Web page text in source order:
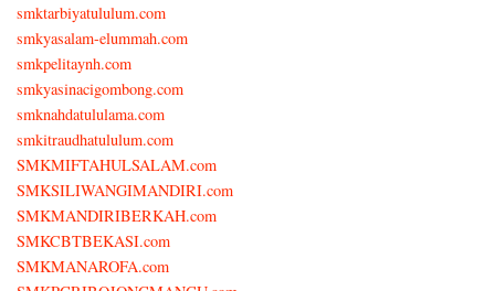
smktarbiyatululum.com
smkyasalam-elummah.com
smkpelitaynh.com
smkyasinacigombong.com
smknahdatululama.com
smkitraudhatululum.com
SMKMIFTAHULSALAM.com
SMKSILIWANGIMANDIRI.com
SMKMANDIRIBERKAH.com
SMKCBTBEKASI.com
SMKMANAROFA.com